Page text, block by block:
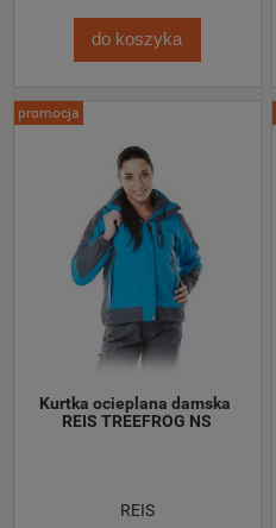
do koszyka
Kurtka ocieplana damska
REIS TREEFROG NS
REIS
promocja